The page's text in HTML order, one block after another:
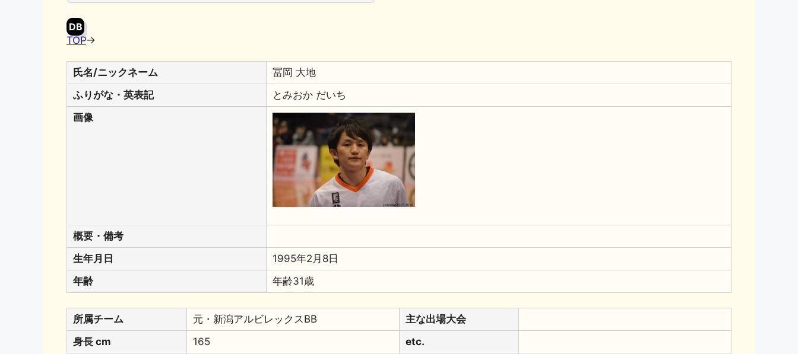
DB
TOP→
氏名/ニックネーム
冨岡 大地
ふりがな・英表記
とみおか だいち
画像
概要・備考
生年月日
1995年2月8日
年齢
年齢31歳
所属チーム 元・新潟アルビレックスBB
主な出場大会
身長 cm
165
etc.